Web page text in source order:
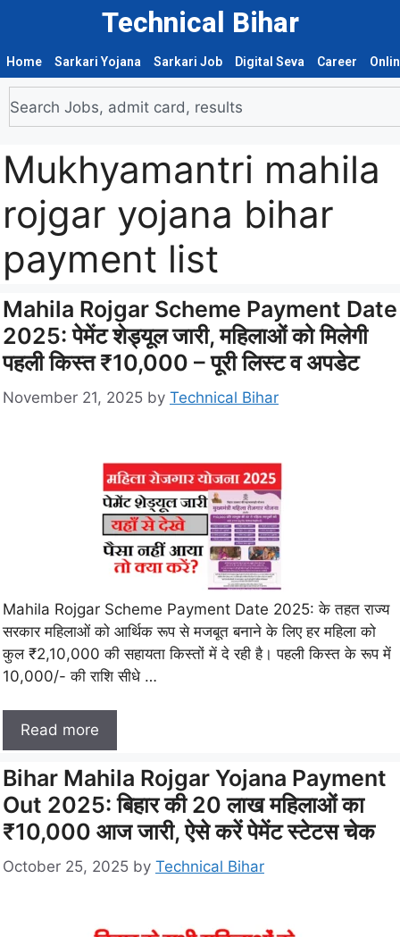
Technical Bihar
Home Sarkari Yojana Sarkari Job Digital Seva Career
Mukhyamantri mahila
rojgar yojana bihar
payment list
Mahila Rojgar Scheme Payment Date
2025: पेमेंट शेड्यूल जारी, महिलाओं को मिलेगी
पहली किस्त ₹10,000 – पूरी लिस्ट व अपडेट
November 21, 2025 by Technical Bihar
Mahila Rojgar Scheme Payment Date 2025: के तहत राज्य
सरकार महिलाओं को आर्थिक रूप से मजबूत बनाने के लिए हर महिला को
कुल ₹2,10,000 की सहायता किस्तों में दे रही है। पहली किस्त के रूप में
10,000/- की राशि सीधे …
Read more
Bihar Mahila Rojgar Yojana Payment
Out 2025: बिहार की 20 लाख महिलाओं का
₹10,000 आज जारी, ऐसे करें पेमेंट स्टेटस चेक
October 25, 2025 by Technical Bihar